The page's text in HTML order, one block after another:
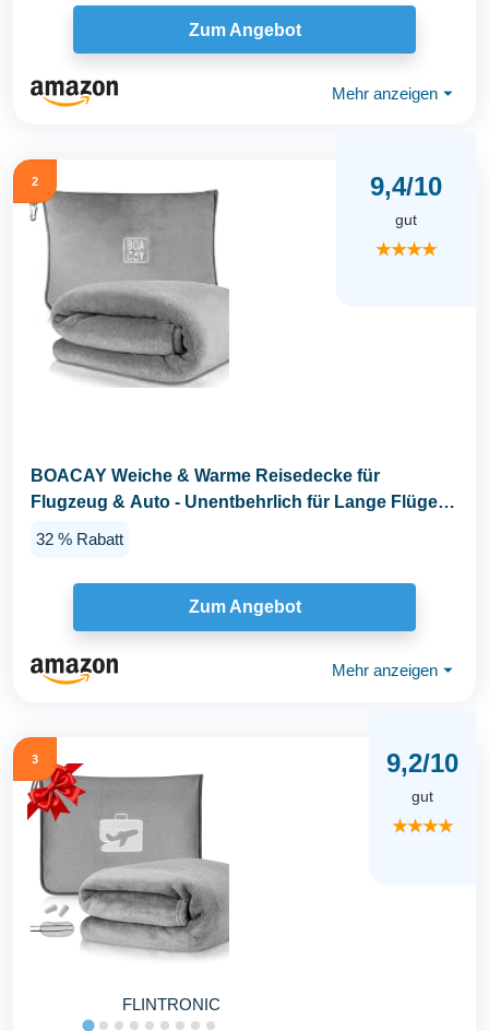
Zum Angebot
Mehr anzeigen ⏷
2 9,4/10
gut
★★★★
BOACAY Weiche & Warme Reisedecke für
Flugzeug & Auto - Unentbehrlich für Lange Flüge
32 % Rabatt
Zum Angebot
Mehr anzeigen ⏷
3
FLINTRONIC
9,2/10
gut
★★★★